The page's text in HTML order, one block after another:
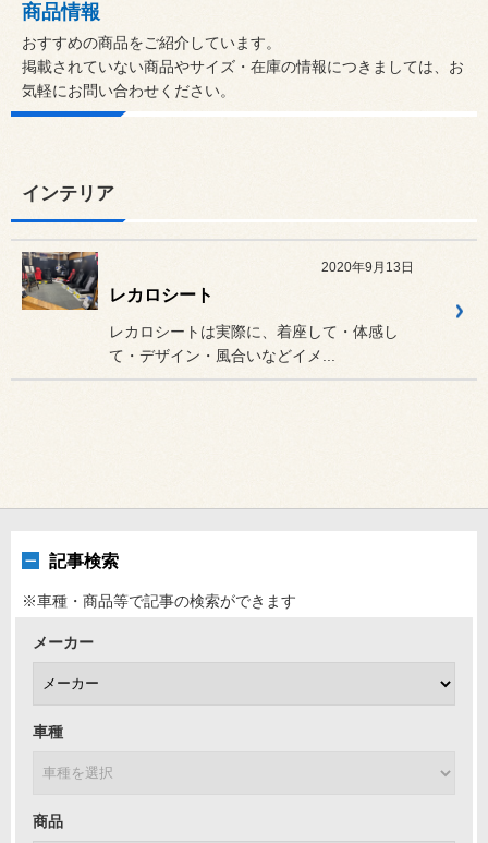
商品情報
おすすめの商品をご紹介しています。
掲載されていない商品やサイズ・在庫の情報につきましては、お
気軽にお問い合わせください。
インテリア
2020年9月13日
レカロシート
レカロシートは実際に、着座して・体感し
て・デザイン・風合いなどイメ...
記事検索
※車種・商品等で記事の検索ができます
メーカー
車種
商品